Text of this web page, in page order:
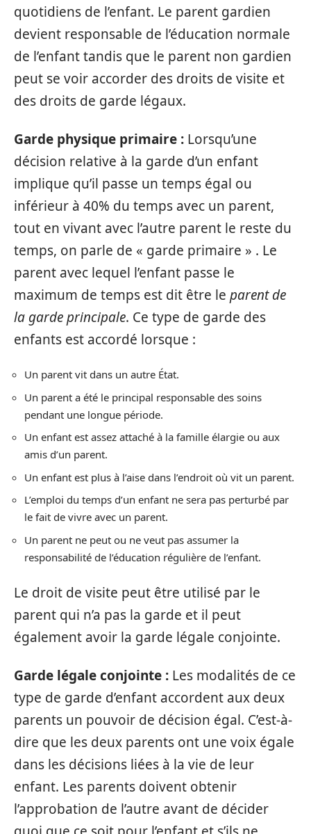
quotidiens de l’enfant. Le parent gardien
devient responsable de l’éducation normale
de l’enfant tandis que le parent non gardien
peut se voir accorder des droits de visite et
des droits de garde légaux.
Garde physique primaire : Lorsqu’une
décision relative à la garde d’un enfant
implique qu’il passe un temps égal ou
inférieur à 40% du temps avec un parent,
tout en vivant avec l’autre parent le reste du
temps, on parle de « garde primaire » . Le
parent avec lequel l’enfant passe le
maximum de temps est dit être le parent de
la garde principale. Ce type de garde des
enfants est accordé lorsque :
Un parent vit dans un autre État.
Un parent a été le principal responsable des soins
pendant une longue période.
Un enfant est assez attaché à la famille élargie ou aux
amis d’un parent.
Un enfant est plus à l’aise dans l’endroit où vit un parent.
L’emploi du temps d’un enfant ne sera pas perturbé par
le fait de vivre avec un parent.
Un parent ne peut ou ne veut pas assumer la
responsabilité de l’éducation régulière de l’enfant.
Le droit de visite peut être utilisé par le
parent qui n’a pas la garde et il peut
également avoir la garde légale conjointe.
Garde légale conjointe : Les modalités de ce
type de garde d’enfant accordent aux deux
parents un pouvoir de décision égal. C’est-à-
dire que les deux parents ont une voix égale
dans les décisions liées à la vie de leur
enfant. Les parents doivent obtenir
l’approbation de l’autre avant de décider